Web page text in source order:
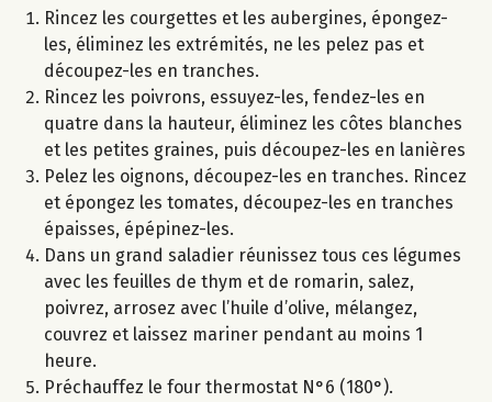
Rincez les courgettes et les aubergines, épongez-
les, éliminez les extrémités, ne les pelez pas et
découpez-les en tranches.
Rincez les poivrons, essuyez-les, fendez-les en
quatre dans la hauteur, éliminez les côtes blanches
et les petites graines, puis découpez-les en lanières
Pelez les oignons, découpez-les en tranches. Rincez
et épongez les tomates, découpez-les en tranches
épaisses, épépinez-les.
Dans un grand saladier réunissez tous ces légumes
avec les feuilles de thym et de romarin, salez,
poivrez, arrosez avec l’huile d’olive, mélangez,
couvrez et laissez mariner pendant au moins 1
heure.
Préchauffez le four thermostat N°6 (180°).